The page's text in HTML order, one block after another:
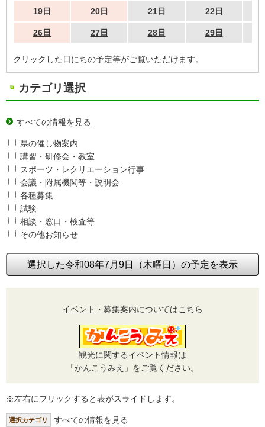
19日 20日 21日 22日
26日 27日 28日 29日
クリックした日にちの予定等がご覧いただけます。
カテゴリ選択
すべての情報を見る
県の催し物案内
講習・研修会・教室
スポーツ・レクリエーション行事
会議・附属機関等・説明会
各種募集
試験
相談・窓口・検査等
その他お知らせ
選択した令和08年7月9日（木曜日）の予定を表示
イベント・募集案内についてはこちら
観光に関するイベント情報は
「かんこうみえ」をご覧ください。
※左右にフリックすると表がスライドします。
選択カテゴリ すべての情報を見る